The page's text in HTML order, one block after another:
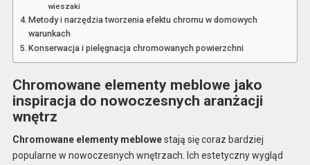
wieszaki
Metody i narzędzia tworzenia efektu chromu w domowych
warunkach
Konserwacja i pielęgnacja chromowanych powierzchni
Chromowane elementy meblowe jako
inspiracja do nowoczesnych aranżacji
wnętrz
Chromowane elementy meblowestają się coraz bardziej
popularne w nowoczesnych wnętrzach. Ich estetyczny wygląd